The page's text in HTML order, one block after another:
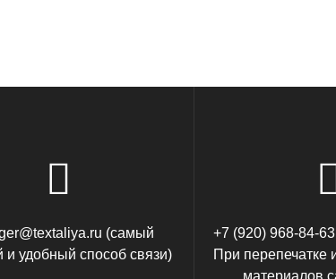
(самый
и удобный способ связи)
+7 (920) 968-84-
При перепечатке
материалов